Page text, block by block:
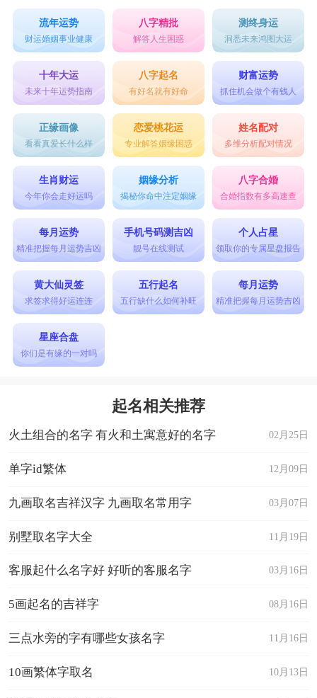
流年运势
财运婚姻事业健康
八字精批
解答人生困惑
测终身运
洞悉未来鸿图大运
十年大运
未来十年运势指南
八字起名
有好名就有好命
财富运势
抓住机会做个有钱人
正缘画像
看看真爱长什么样
恋爱桃花运
专业解答姻缘困惑
姓名配对
多维分析配对情况
生肖财运
今年你会走好运吗
姻缘分析
揭秘你命中注定姻缘
八字合婚
合婚指数有多高速查
每月运势
精准把握每月运势吉凶
手机号码测吉凶
靓号在线测试
个人占星
领取你的专属星盘报告
黄大仙灵签
求签求得好运连连
五行起名
五行缺什么如何补旺
每月运势
精准把握每月运势吉凶
星座合盘
你们是有缘的一对吗
起名相关推荐
02月25日
火土组合的名字 有火和土寓意好的名字
12月09日
单字id繁体
03月07日
九画取名吉祥汉字 九画取名常用字
11月19日
别墅取名字大全
03月16日
客服起什么名字好 好听的客服名字
08月16日
5画起名的吉祥字
11月16日
三点水旁的字有哪些女孩名字
10月13日
10画繁体字取名